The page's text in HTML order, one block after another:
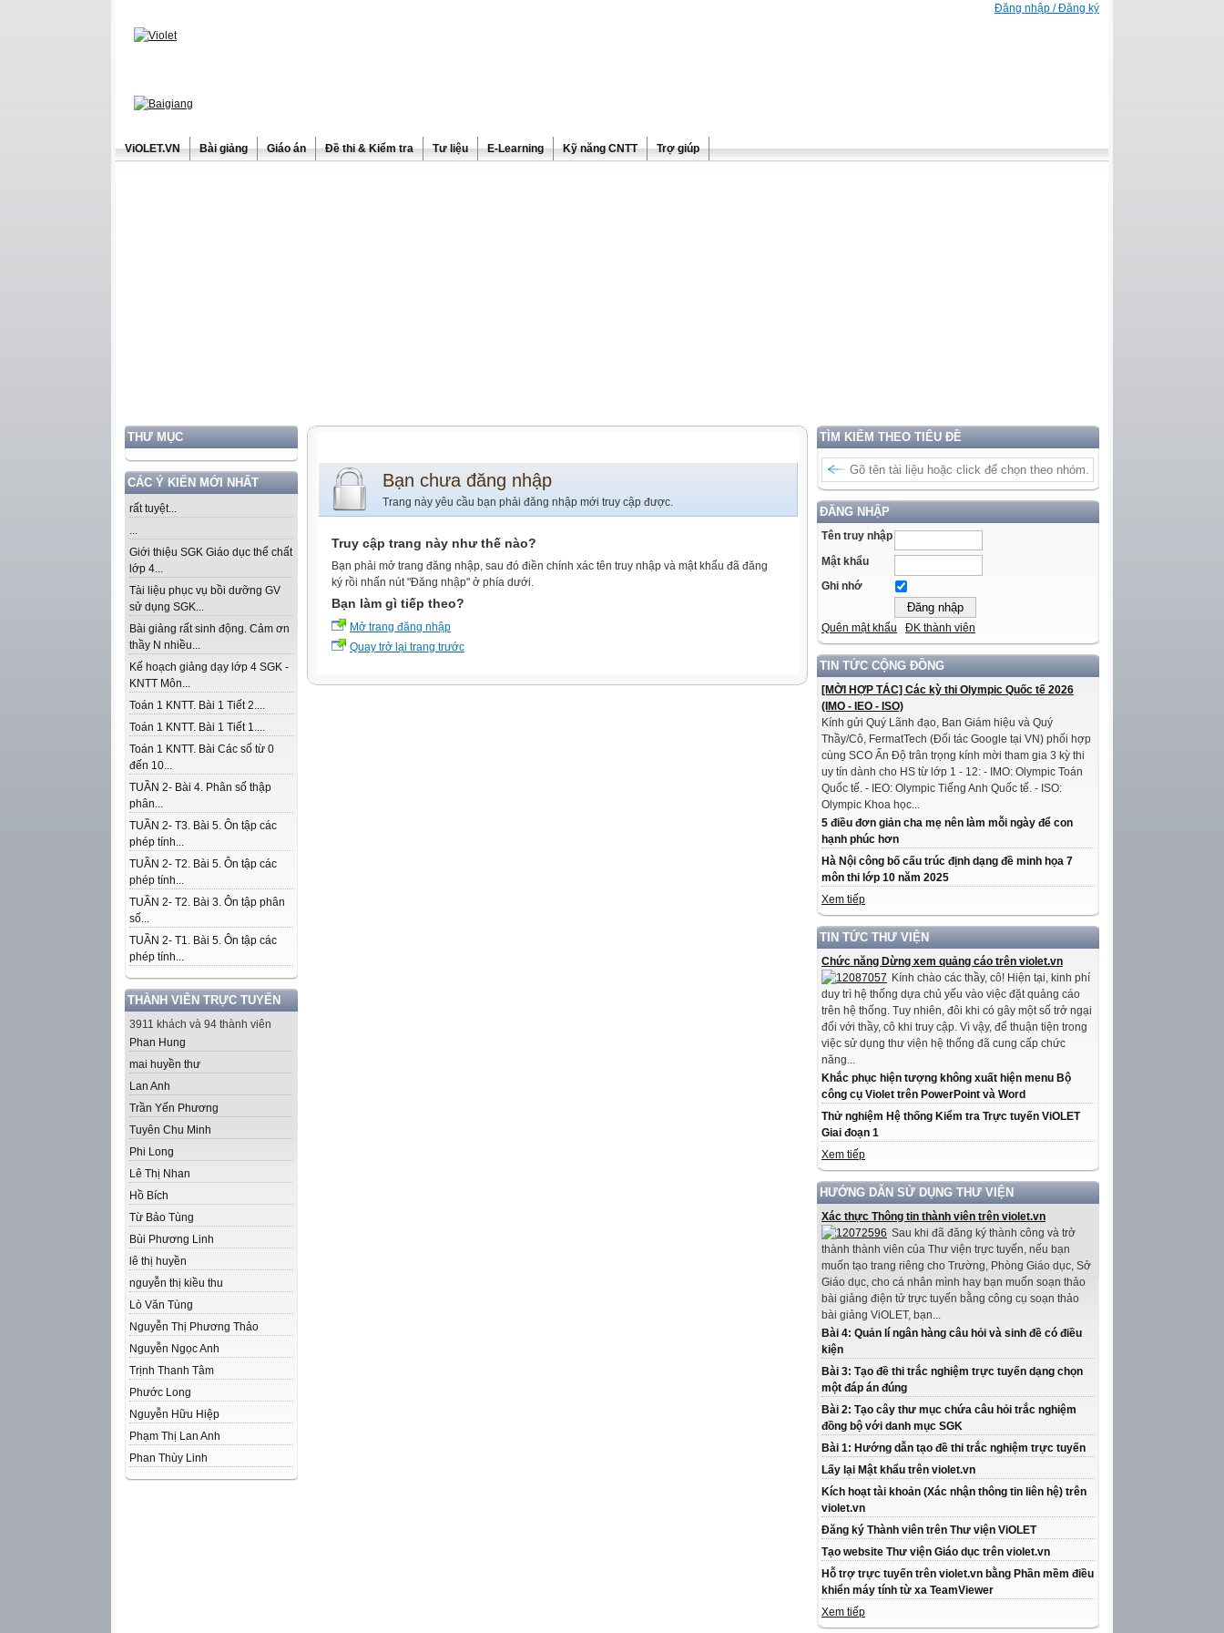
Đăng nhập / Đăng ký
ViOLET.VN Bài giảng Giáo án Đề thi & Kiểm tra Tư liệu E-Learning Kỹ năng CNTT Trợ giúp
THƯ MỤC
CÁC Ý KIẾN MỚI NHẤT
rất tuyệt...
...
Giới thiệu SGK Giáo dục thể chất
lớp 4...
Tài liệu phục vụ bồi dưỡng GV
sử dụng SGK...
Bài giảng rất sinh động. Cảm ơn
thầy N nhiều...
Kế hoạch giảng dạy lớp 4 SGK -
KNTT Môn...
Toán 1 KNTT. Bài 1 Tiết 2....
Toán 1 KNTT. Bài 1 Tiết 1....
Toán 1 KNTT. Bài Các số từ 0
đến 10...
TUẦN 2- Bài 4. Phân số thập
phân...
TUẦN 2- T3. Bài 5. Ôn tập các
phép tính...
TUẦN 2- T2. Bài 5. Ôn tập các
phép tính...
TUẦN 2- T2. Bài 3. Ôn tập phân
số...
TUẦN 2- T1. Bài 5. Ôn tập các
phép tính...
THÀNH VIÊN TRỰC TUYẾN
3911 khách và 94 thành viên
Phan Hung
mai huyền thư
Lan Anh
Trần Yến Phương
Tuyên Chu Minh
Phi Long
Lê Thị Nhan
Hồ Bích
Từ Bảo Tùng
Bùi Phương Linh
lê thị huyền
nguyễn thị kiều thu
Lò Văn Tùng
Nguyễn Thị Phương Thảo
Nguyễn Ngọc Anh
Trịnh Thanh Tâm
Phước Long
Nguyễn Hữu Hiệp
Phạm Thị Lan Anh
Phan Thùy Linh
TÌM KIẾM THEO TIÊU ĐỀ
ĐĂNG NHẬP
Tên truy nhập
Mật khẩu
Ghi nhớ
Quên mật khẩu ĐK thành viên
TIN TỨC CỘNG ĐỒNG
[MỜI HỢP TÁC] Các kỳ thi Olympic Quốc tế 2026
(IMO - IEO - ISO)
Kính gửi Quý Lãnh đạo, Ban Giám hiệu và Quý
Thầy/Cô, FermatTech (Đối tác Google tại VN) phối hợp
cùng SCO Ấn Độ trân trọng kính mời tham gia 3 kỳ thi
uy tín dành cho HS từ lớp 1 - 12: - IMO: Olympic Toán
Quốc tế. - IEO: Olympic Tiếng Anh Quốc tế. - ISO:
Olympic Khoa học...
5 điều đơn giản cha mẹ nên làm mỗi ngày để con
hạnh phúc hơn
Hà Nội công bố cấu trúc định dạng đề minh họa 7
môn thi lớp 10 năm 2025
Xem tiếp
TIN TỨC THƯ VIỆN
Chức năng Dừng xem quảng cáo trên violet.vn
Kính chào các thầy, cô! Hiện tại, kinh phí
duy trì hệ thống dựa chủ yếu vào việc đặt quảng cáo
trên hệ thống. Tuy nhiên, đôi khi có gây một số trở ngại
đối với thầy, cô khi truy cập. Vì vậy, để thuận tiện trong
việc sử dụng thư viện hệ thống đã cung cấp chức
năng...
Khắc phục hiện tượng không xuất hiện menu Bộ
công cụ Violet trên PowerPoint và Word
Thử nghiệm Hệ thống Kiểm tra Trực tuyến ViOLET
Giai đoạn 1
Xem tiếp
HƯỚNG DẪN SỬ DỤNG THƯ VIỆN
Xác thực Thông tin thành viên trên violet.vn
Sau khi đã đăng ký thành công và trở
thành thành viên của Thư viện trực tuyến, nếu bạn
muốn tạo trang riêng cho Trường, Phòng Giáo dục, Sở
Giáo dục, cho cá nhân mình hay bạn muốn soạn thảo
bài giảng điện tử trực tuyến bằng công cụ soạn thảo
bài giảng ViOLET, bạn...
Bài 4: Quản lí ngân hàng câu hỏi và sinh đề có điều
kiện
Bài 3: Tạo đề thi trắc nghiệm trực tuyến dạng chọn
một đáp án đúng
Bài 2: Tạo cây thư mục chứa câu hỏi trắc nghiệm
đồng bộ với danh mục SGK
Bài 1: Hướng dẫn tạo đề thi trắc nghiệm trực tuyến
Lấy lại Mật khẩu trên violet.vn
Kích hoạt tài khoản (Xác nhận thông tin liên hệ) trên
violet.vn
Đăng ký Thành viên trên Thư viện ViOLET
Tạo website Thư viện Giáo dục trên violet.vn
Hỗ trợ trực tuyến trên violet.vn bằng Phần mềm điều
khiển máy tính từ xa TeamViewer
Xem tiếp
Bạn chưa đăng nhập
Trang này yêu cầu bạn phải đăng nhập mới truy cập được.
Truy cập trang này như thế nào?
Bạn phải mở trang đăng nhập, sau đó điền chính xác tên truy nhập và mật khẩu đã đăng
ký rồi nhấn nút "Đăng nhập" ở phía dưới.
Bạn làm gì tiếp theo?
Mở trang đăng nhập
Quay trở lại trang trước